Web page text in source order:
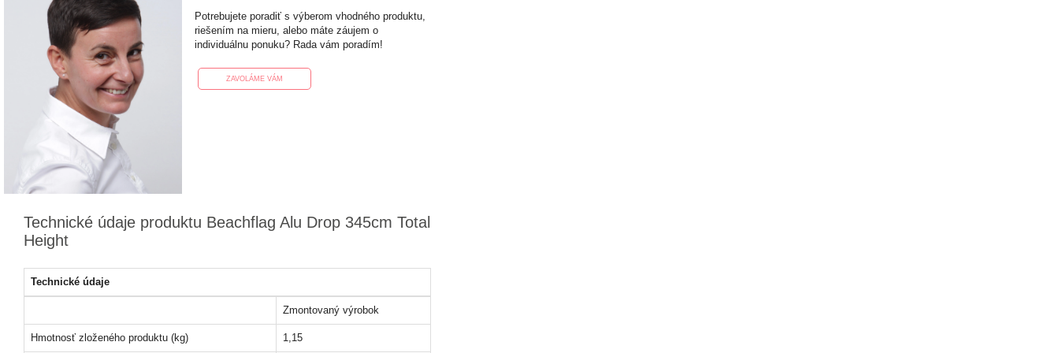
Potrebujete poradiť s výberom vhodného produktu,
riešením na mieru, alebo máte záujem o
individuálnu ponuku? Rada vám poradím!
ZAVOLÁME VÁM
Technické údaje produktu Beachflag Alu Drop 345cm Total
Height
Technické údaje
Zmontovaný výrobok
Hmotnosť zloženého produktu (kg) 1,15